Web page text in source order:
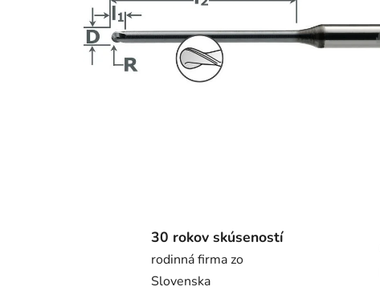
30 rokov skúseností
rodinná firma zo
Slovenska